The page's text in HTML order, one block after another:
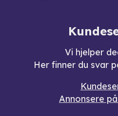
Vi hjelper
Her finner du svar
Annonsere